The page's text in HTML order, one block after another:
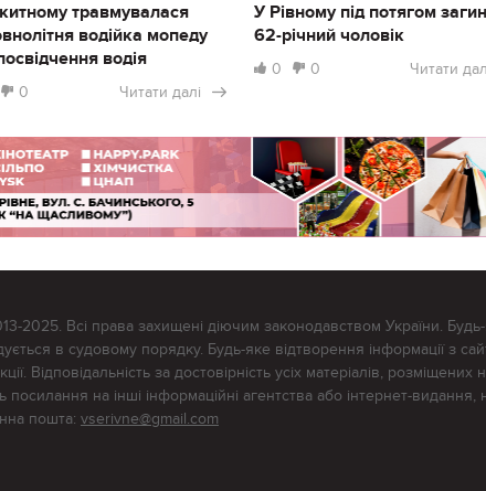
травмувалася
водійка мопеду
водія
0 Читати далі
У Рівному під потягом
62-річний чоловік
0 0 Читати
2025. Всі права захищені діючим законодавством України.
в судовому порядку. Будь-яке відтворення інформації з
Відповідальність за достовірність усіх матеріалів, розміщених
посилання на інші інформаційні агентства або інтернет-видання,
пошта: vserivne@gmail.com